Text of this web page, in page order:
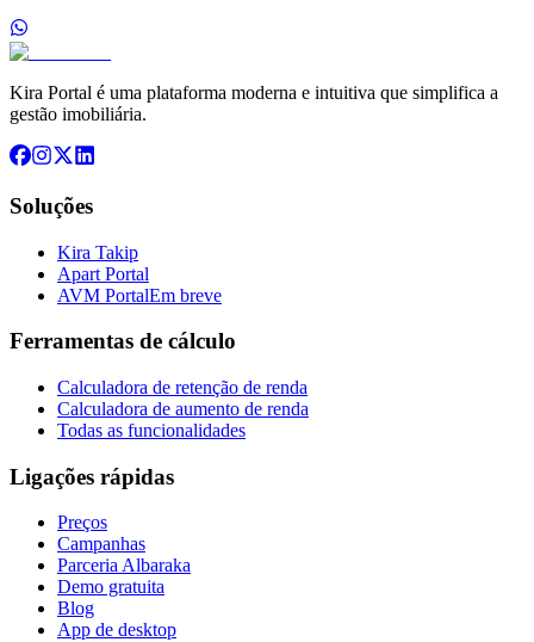
Kira Portal é uma plataforma moderna e intuitiva que simplifica a
gestão imobiliária.
Soluções
Kira Takip
Apart Portal
AVM PortalEm breve
Ferramentas de cálculo
Calculadora de retenção de renda
Calculadora de aumento de renda
Todas as funcionalidades
Ligações rápidas
Preços
Campanhas
Parceria Albaraka
Demo gratuita
Blog
App de desktop